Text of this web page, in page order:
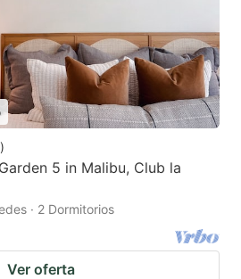
)
5 in Malibu, Club la
· 2 Dormitorios
Ver oferta